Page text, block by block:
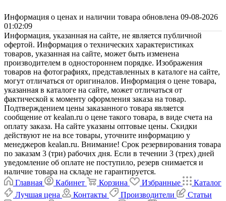
Информация о ценах и наличии товара обновлена 09-08-2026
01:02:09
Информация, указанная на сайте, не является публичной
офертой. Информация о технических характеристиках
товаров, указанная на сайте, может быть изменена
производителем в одностороннем порядке. Изображения
товаров на фотографиях, представленных в каталоге на сайте,
могут отличаться от оригиналов. Информация о цене товара,
указанная в каталоге на сайте, может отличаться от
фактической к моменту оформления заказа на товар.
Подтверждением цены заказанного товара является
сообщение от kealan.ru о цене такого товара, в виде счета на
оплату заказа. На сайте указаны оптовые цены. Скидки
действуют не на все товары, уточните информацию у
менеджеров kealan.ru. Внимание! Срок резервирования товара
по заказам 3 (три) рабочих дня. Если в течении 3 (трех) дней
уведомление об оплате не поступило, резерв снимается и
наличие товара на складе не гарантируется.
Главная
Кабинет Корзина Избранные
Каталог
Лучшая цена
Контакты Производители
Статьи